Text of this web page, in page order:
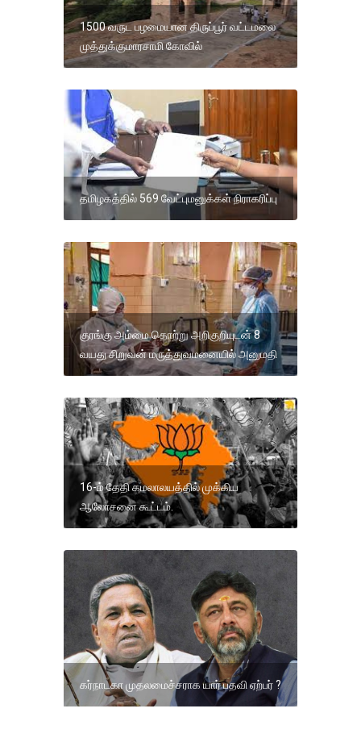
1500 வருட பழமையான திருப்பூர் வட்டமலை
முத்துக்குமாரசாமி கோவில்
தமிழகத்தில் 569 வேட்புமனுக்கள் நிராகரிப்பு
குரங்கு அம்மை தொற்று அறிகுறியுடன் 8
வயது சிறுவன் மருத்துவமனையில் அனுமதி
16-ம் தேதி கமலாலயத்தில் முக்கிய
ஆலோசனை கூட்டம்.
கர்நாடகா முதலமைச்சராக யார் பதவி ஏற்பர் ?